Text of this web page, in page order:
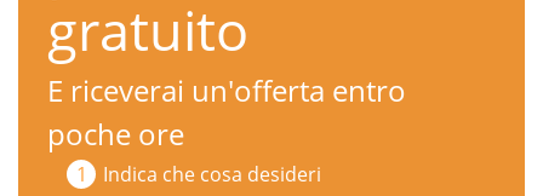
gratuito
E riceverai un'offerta entro
poche ore
Indica che cosa desideri